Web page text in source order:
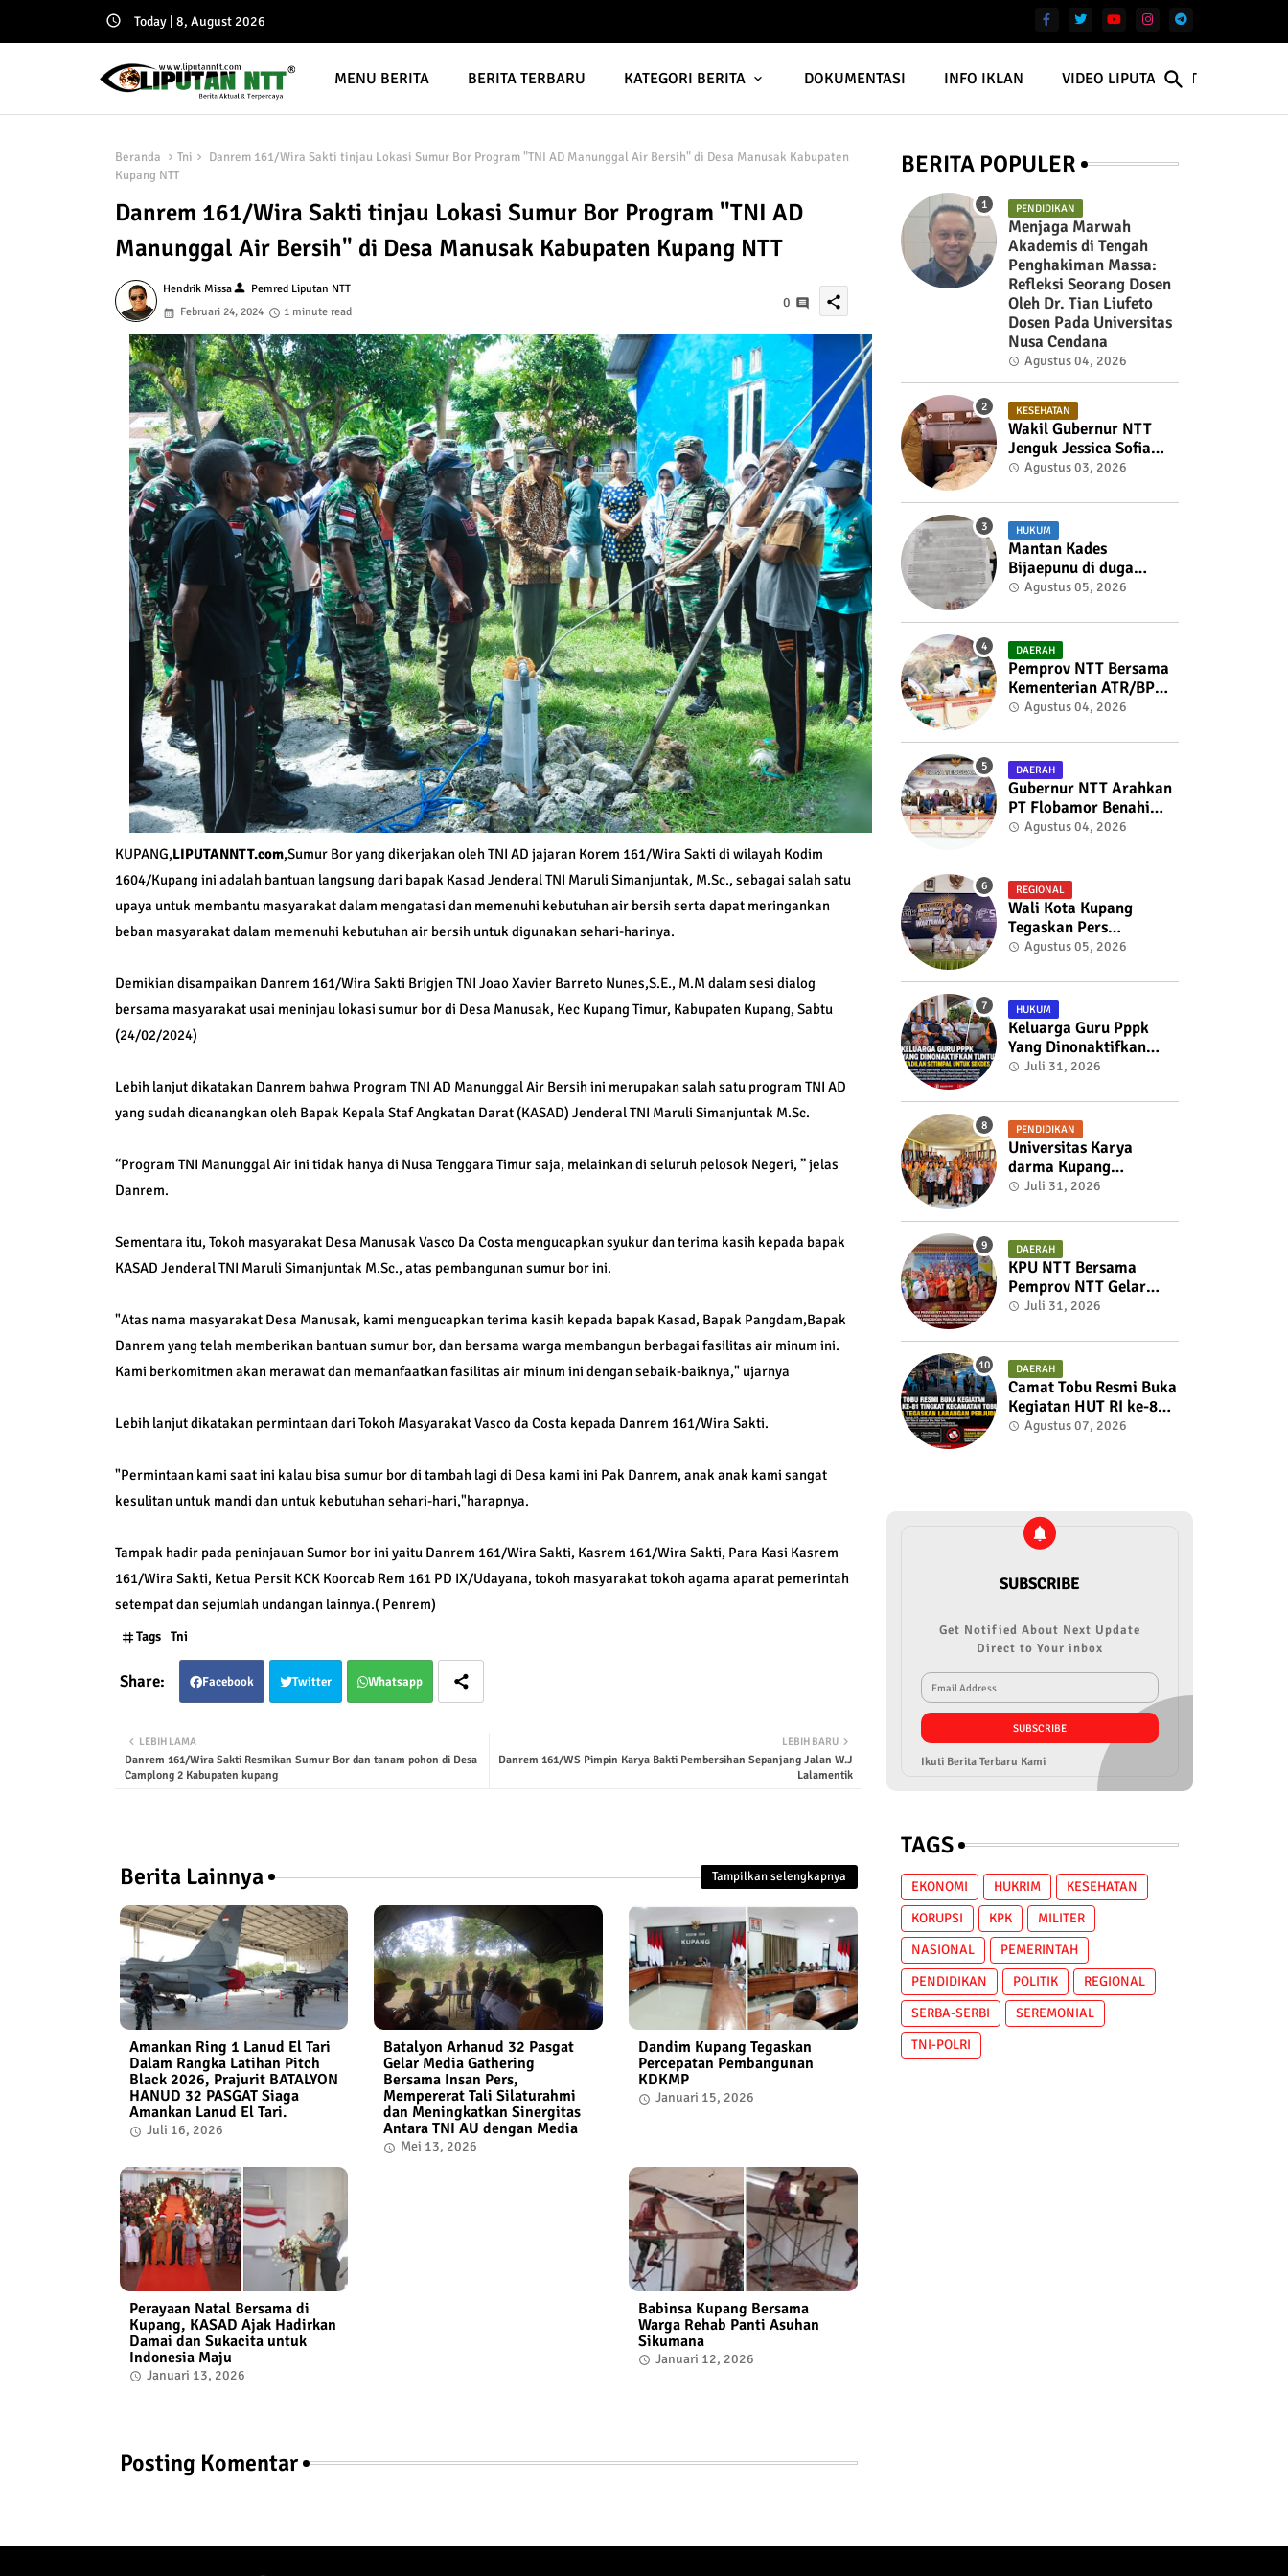
Today | 8, August 2026
MENU BERITA BERITA TERBARU KATEGORI BERITA DOKUMENTASI INFO IKLAN VIDEO LIPUTAN NTT
Beranda Tni
Danrem 161/Wira Sakti tinjau Lokasi Sumur Bor Program "TNI AD Manunggal Air Bersih" di Desa Manusak Kabupaten
Kupang NTT
Danrem 161/Wira Sakti tinjau Lokasi Sumur Bor Program "TNI AD
Manunggal Air Bersih" di Desa Manusak Kabupaten Kupang NTT
Hendrik Missaperson Pemred Liputan NTT
Februari 24, 2024
1 minute read
0 share
KUPANG,LIPUTANNTT.com,Sumur Bor yang dikerjakan oleh TNI AD jajaran Korem 161/Wira Sakti di wilayah Kodim
1604/Kupang ini adalah bantuan langsung dari bapak Kasad Jenderal TNI Maruli Simanjuntak, M.Sc., sebagai salah satu
upaya untuk membantu masyarakat dalam mengatasi dan memenuhi kebutuhan air bersih serta dapat meringankan
beban masyarakat dalam memenuhi kebutuhan air bersih untuk digunakan sehari-harinya.
Demikian disampaikan Danrem 161/Wira Sakti Brigjen TNI Joao Xavier Barreto Nunes,S.E., M.M dalam sesi dialog
bersama masyarakat usai meninjau lokasi sumur bor di Desa Manusak, Kec Kupang Timur, Kabupaten Kupang, Sabtu
(24/02/2024)
Lebih lanjut dikatakan Danrem bahwa Program TNI AD Manunggal Air Bersih ini merupakan salah satu program TNI AD
yang sudah dicanangkan oleh Bapak Kepala Staf Angkatan Darat (KASAD) Jenderal TNI Maruli Simanjuntak M.Sc.
“Program TNI Manunggal Air ini tidak hanya di Nusa Tenggara Timur saja, melainkan di seluruh pelosok Negeri, ” jelas
Danrem.
Sementara itu, Tokoh masyarakat Desa Manusak Vasco Da Costa mengucapkan syukur dan terima kasih kepada bapak
KASAD Jenderal TNI Maruli Simanjuntak M.Sc., atas pembangunan sumur bor ini.
"Atas nama masyarakat Desa Manusak, kami mengucapkan terima kasih kepada bapak Kasad, Bapak Pangdam,Bapak
Danrem yang telah memberikan bantuan sumur bor, dan bersama warga membangun berbagai fasilitas air minum ini.
Kami berkomitmen akan merawat dan memanfaatkan fasilitas air minum ini dengan sebaik-baiknya," ujarnya
Lebih lanjut dikatakan permintaan dari Tokoh Masyarakat Vasco da Costa kepada Danrem 161/Wira Sakti.
"Permintaan kami saat ini kalau bisa sumur bor di tambah lagi di Desa kami ini Pak Danrem, anak anak kami sangat
kesulitan untuk mandi dan untuk kebutuhan sehari-hari,"harapnya.
Tampak hadir pada peninjauan Sumor bor ini yaitu Danrem 161/Wira Sakti, Kasrem 161/Wira Sakti, Para Kasi Kasrem
161/Wira Sakti, Ketua Persit KCK Koorcab Rem 161 PD IX/Udayana, tokoh masyarakat tokoh agama aparat pemerintah
setempat dan sejumlah undangan lainnya.( Penrem)
Tags Tni
Facebook Twitter Whatsapp
LEBIH BARU
Danrem 161/WS Pimpin Karya Bakti Pembersihan Sepanjang Jalan W.J
Lalamentik
LEBIH LAMA
Danrem 161/Wira Sakti Resmikan Sumur Bor dan tanam pohon di Desa
Camplong 2 Kabupaten kupang
Berita Lainnya Tampilkan selengkapnya
Amankan Ring 1 Lanud El Tari
Dalam Rangka Latihan Pitch
Black 2026, Prajurit BATALYON
HANUD 32 PASGAT Siaga
Amankan Lanud El Tari.
Juli 16, 2026
Batalyon Arhanud 32 Pasgat
Gelar Media Gathering
Bersama Insan Pers,
Mempererat Tali Silaturahmi
dan Meningkatkan Sinergitas
Antara TNI AU dengan Media
Mei 13, 2026
Dandim Kupang Tegaskan
Percepatan Pembangunan
KDKMP
Januari 15, 2026
Perayaan Natal Bersama di
Kupang, KASAD Ajak Hadirkan
Damai dan Sukacita untuk
Indonesia Maju
Januari 13, 2026
Babinsa Kupang Bersama
Warga Rehab Panti Asuhan
Sikumana
Januari 12, 2026
Posting Komentar
BERITA POPULER
PENDIDIKAN
Menjaga Marwah
Akademis di Tengah
Penghakiman Massa:
Refleksi Seorang Dosen
Oleh Dr. Tian Liufeto
Dosen Pada Universitas
Nusa Cendana
Agustus 04, 2026
KESEHATAN
Wakil Gubernur NTT
Jenguk Jessica Sofia
Tunardjo, Kondisi
Membaik
Agustus 03, 2026
HUKUM
Mantan Kades
Bijaepunu di duga
membuat Surat
Pemberhentian Sekdes
kepada Bupati TTS
Agustus 05, 2026
DAERAH
Pemprov NTT Bersama
Kementerian ATR/BPN
Perkuat Sinergi
dan Tata Ruang
Agustus 04, 2026
DAERAH
Gubernur NTT Arahkan
PT Flobamor Benahi
Fondasi Usaha,
Ekspansi Bisnis
Agustus 04, 2026
REGIONAL
Wali Kota Kupang
Tegaskan Pers
Berkualitas Adalah
Publik, Pemkot Siap
Perkuat Kolaborasi
dengan SMSI NTT
Agustus 05, 2026
HUKUM
Keluarga Guru Pppk
Yang Dinonaktifkan
Tuntut Keadilan
Bijaepunu
Juli 31, 2026
PENDIDIKAN
Universitas Karya
darma Kupang
Menunjukkan
Mendukung
Pembangunan
Masyarakat Melalui
KKN
Juli 31, 2026
DAERAH
KPU NTT Bersama
Pemprov NTT Gelar
Rakor Untuk Membahas
Draft Nota
Kesepahaman
Juli 31, 2026
DAERAH
Camat Tobu Resmi Buka
Kegiatan HUT RI ke-81
Tingkat Kecamatan
Larangan Perjudian
Agustus 07, 2026
SUBSCRIBE
Get Notified About Next Update
Direct to Your inbox
Ikuti Berita Terbaru Kami
TAGS
EKONOMI HUKRIM
KESEHATAN
KORUPSI
KPK
MILITER
NASIONAL
PEMERINTAH
PENDIDIKAN
POLITIK
REGIONAL
SERBA-SERBI
SEREMONIAL
TNI-POLRI